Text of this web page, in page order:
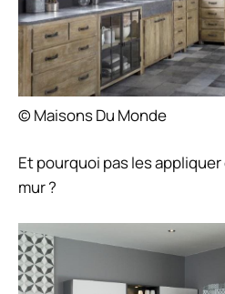
© Maisons Du Monde
Et pourquoi pas les
mur ?